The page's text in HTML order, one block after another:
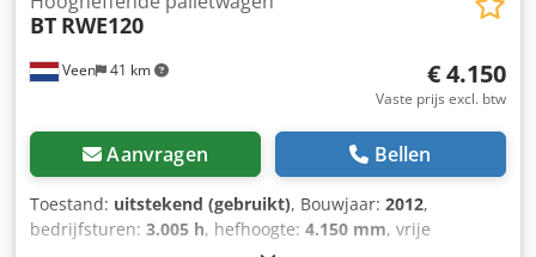
Veen 41 km
BT RWE120
€ 4.150
Vaste prijs excl. btw
Aanvragen Bellen
Toestand: uitstekend (gebruikt), Bouwjaar: 2012,
bedrijfsturen: 3.005 h, hefhoogte: 4.150 mm, vrije